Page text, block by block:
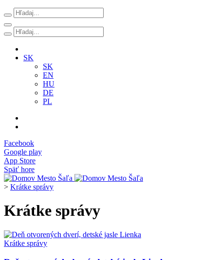
SK
SK
EN
HU
DE
PL
Facebook
Google play
App Store
Späť hore
> Krátke správy
Krátke správy
Krátke správy